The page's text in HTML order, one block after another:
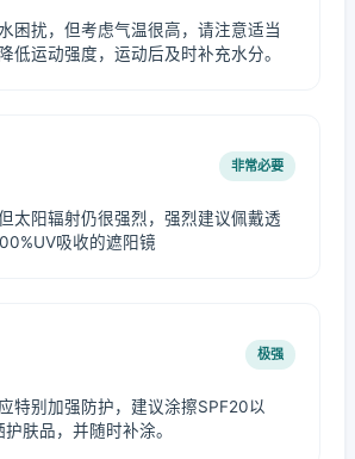
困扰，但考虑气温很高，请注意适当
低运动强度，运动后及时补充水分。
非常必要
太阳辐射仍很强烈，强烈建议佩戴透
吸收的遮阳镜
极强
特别加强防护，建议涂擦SPF20以
护肤品，并随时补涂。